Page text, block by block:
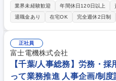
をお任せします。現場マネジメント
です。 以下のいずれかからスタートし、将来的には幅広い業務を経験しま
す。 (1)人事管理:異動・配置、評価
組合窓口、労使協議会運営、勤怠等
用の企画実行、教育企画、昇格試験
理、各種制度運営 募集職種 【松本/人事総務】労務・採用担当/長期就業◎/
裁量をもって業務推進◎
業界未経験歓迎 年間休日120日以上
退職金あり
在宅OK 完全週休2日制
正社員
富士電機株式会社
【千葉/人事総務】労務・
って業務推進 人事企画/制度